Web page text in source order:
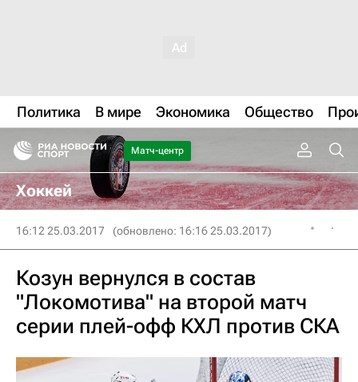
Политика В мире Экономика Общество
Матч-центр
Хоккей
16:12 25.03.2017 (обновлено: 16:16 25.03.2017)
Козун вернулся в состав
"Локомотива" на второй матч
серии плей-офф КХЛ против СКА